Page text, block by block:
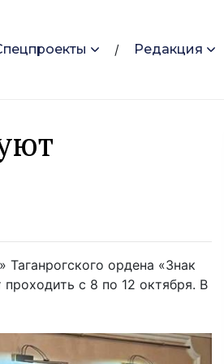
Редакция
ордена «Знак
с 8 по 12 октября. В